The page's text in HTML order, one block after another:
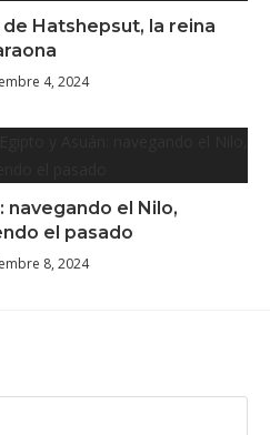
Hatshepsut, la reina
4, 2024
navegando el Nilo,
el pasado
8, 2024